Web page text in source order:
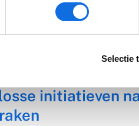
Selectie
gedeelde, consequente
als organisaties deze
de hoogte met
initiatieven